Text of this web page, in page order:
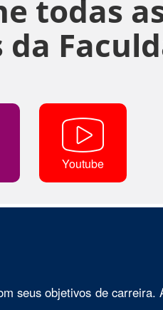
todas
Youtube
seus objetivos de carreira.